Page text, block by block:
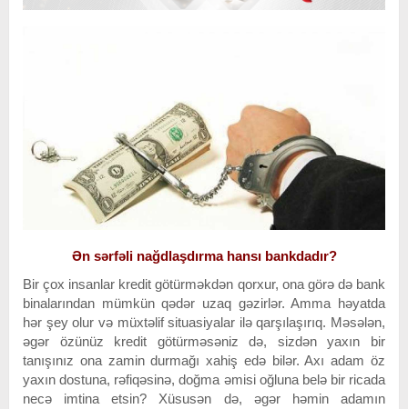
Ən sərfəli nağdlaşdırma hansı bankdadır?
Bir çox insanlar kredit götürməkdən qorxur, ona görə də bank
binalarından mümkün qədər uzaq gəzirlər. Amma həyatda
hər şey olur və müxtəlif situasiyalar ilə qarşılaşırıq. Məsələn,
əgər özünüz kredit götürməsəniz də, sizdən yaxın bir
tanışınız ona zamin durmağı xahiş edə bilər. Axı adam öz
yaxın dostuna, rəfiqəsinə, doğma əmisi oğluna belə bir ricada
necə imtina etsin? Xüsusən də, əgər həmin adamın